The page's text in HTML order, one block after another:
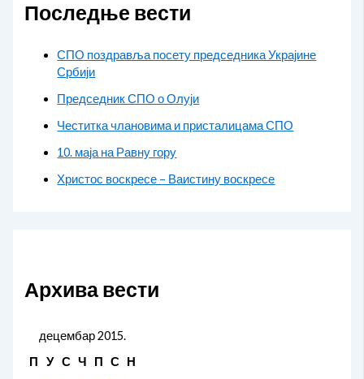
Последње вести
СПО поздравља посету председника Украјине
Србији
Председник СПО о Олуји
Честитка члановима и присталицама СПО
10. маја на Равну гору
Христос воскресе – Ваистину воскресе
Архива вести
децембар 2015.
П
У С Ч П С Н